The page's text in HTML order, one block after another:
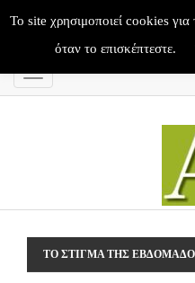
Menu
ΤΟ ΣΤΙΓΜΑ ΤΗΣ
To site χρησιμοποιεί cookies για
όταν το επισκέπτεστε.